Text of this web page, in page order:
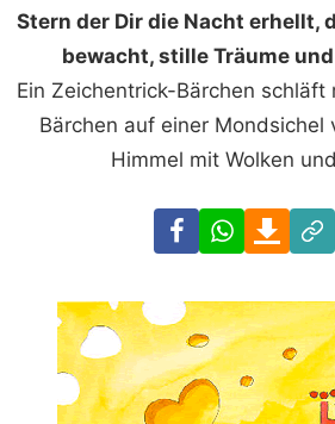
Stern der Dir die Nacht erhellt,
bewacht, stille Träume und
Ein Zeichentrick-Bärchen schläft
Bärchen auf einer Mondsichel
Himmel mit Wolken
FacebookWhatsApp